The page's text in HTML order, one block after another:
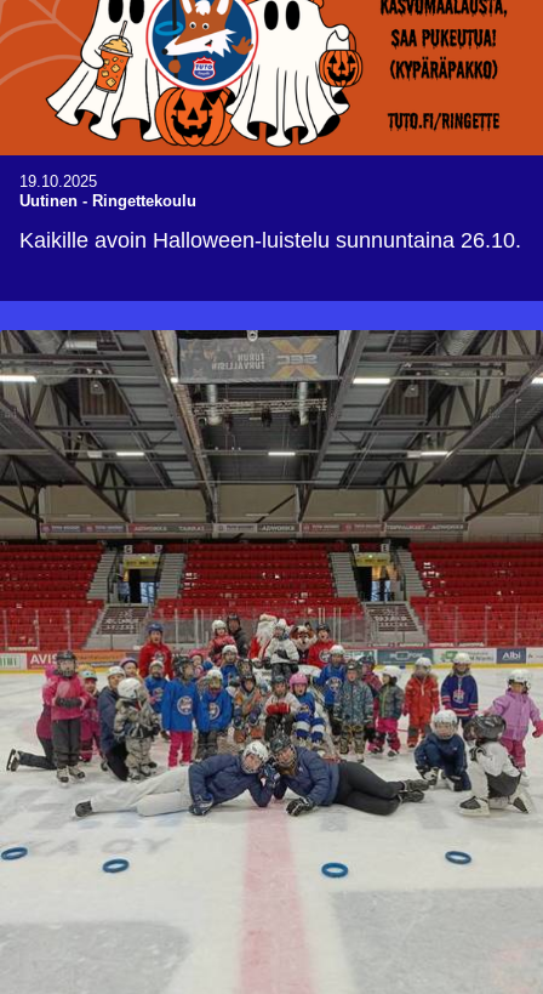
19.10.2025
Uutinen - Ringettekoulu
Kaikille avoin Halloween-luistelu sunnuntaina 26.10.